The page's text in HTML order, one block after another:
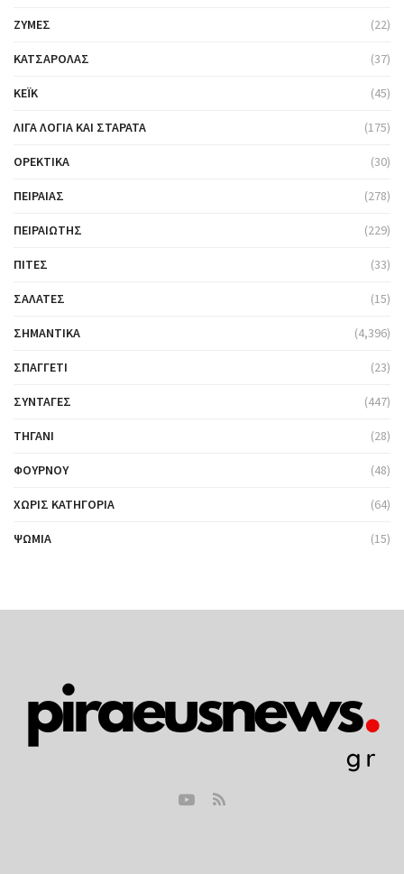
ΖΎΜΕΣ (22)
ΚΑΤΣΑΡΌΛΑΣ (37)
ΚΈΙΚ (45)
ΛΊΓΑ ΛΌΓΙΑ ΚΑΙ ΣΤΑΡΆΤΑ (175)
ΟΡΕΚΤΙΚΆ (30)
ΠΕΙΡΑΙΆΣ (278)
ΠΕΙΡΑΙΏΤΗΣ (229)
ΠΊΤΕΣ (33)
ΣΑΛΆΤΕΣ (15)
ΣΗΜΑΝΤΙΚΆ (4,396)
ΣΠΑΓΓΈΤΙ (23)
ΣΥΝΤΑΓΈΣ (447)
ΤΗΓΆΝΙ (28)
ΦΟΎΡΝΟΥ (48)
ΧΩΡΊΣ ΚΑΤΗΓΟΡΊΑ (64)
ΨΩΜΙΆ (15)